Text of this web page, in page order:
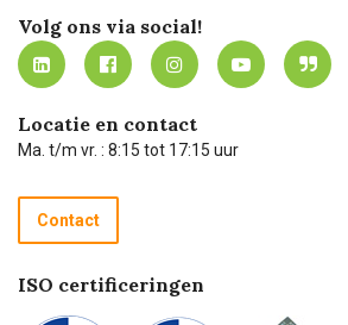
Werken bij Carel Lurvink
MVO
Mijn Carel Lurvink
Mijn Carel Lurvink instructievideo's
Carel Lurvink App
Hulp op afstand
Technische dienst
Recycle programma
Betalen
Innovation LAB
Tevreden klanten
Carel Lurvink Blog
Carel de podcast
Volg ons via social!
Locatie en contact
Ma. t/m vr. : 8:15 tot 17:15 uur
Contact
ISO certificeringen